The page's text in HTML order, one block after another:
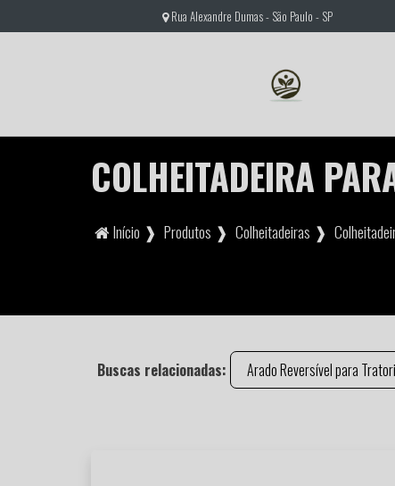
Rua Alexandre Dumas - São Paulo - SP
COLHEITADEIRA
Início ❱ Produtos ❱ Colheitadeiras ❱
Buscas relacionadas: Arado Reversível para